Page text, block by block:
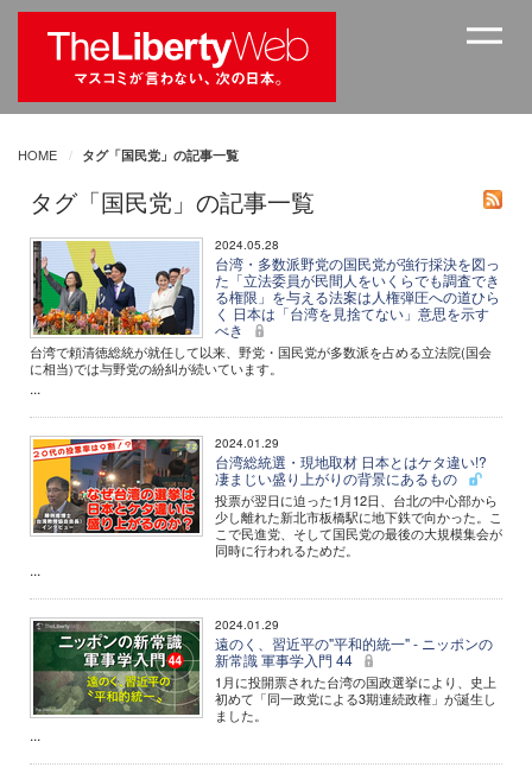
HOME タグ「国民党」の記事一覧
タグ「国民党」の記事一覧
2024.05.28
台湾・多数派野党の国民党が強行採決を図っ
た「立法委員が民間人をいくらでも調査でき
る権限」を与える法案は人権弾圧への道ひら
く 日本は「台湾を見捨てない」意思を示す
べき
台湾で頼清徳総統が就任して以来、野党・国民党が多数派を占める立法院(国会
に相当)では与野党の紛糾が続いています。
...
2024.01.29
台湾総統選・現地取材 日本とはケタ違い!?
凄まじい盛り上がりの背景にあるもの
投票が翌日に迫った1月12日、台北の中心部から
少し離れた新北市板橋駅に地下鉄で向かった。こ
こで民進党、そして国民党の最後の大規模集会が
同時に行われるためだ。
...
2024.01.29
遠のく、習近平の"平和的統一" - ニッポンの
新常識 軍事学入門 44
1月に投開票された台湾の国政選挙により、史上
初めて「同一政党による3期連続政権」が誕生し
ました。
...